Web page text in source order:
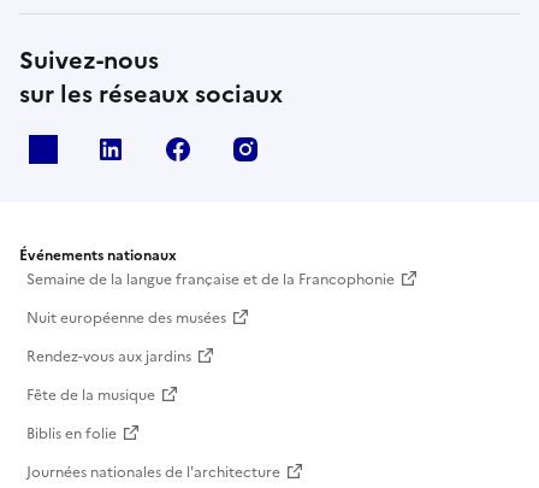
Suivez-nous
sur les réseaux sociaux
Linkedin Facebook
Événements nationaux
Semaine de la langue française et de la Francophonie
Nuit européenne des musées
Rendez-vous aux jardins
Fête de la musique
Biblis en folie
Journées nationales de l'architecture